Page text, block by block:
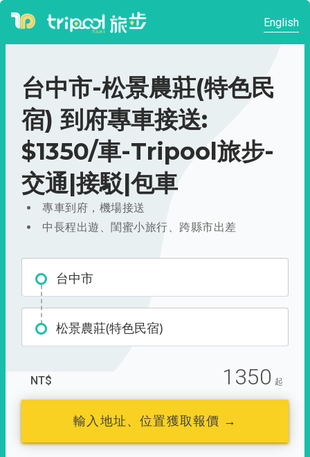
English
台中市-松景農莊(特色民
宿) 到府專車接送:
$1350/車-Tripool旅步-
交通|接駁|包車
專車到府，機場接送
中長程出遊、閨蜜小旅行、跨縣市出差
台中市
松景農莊(特色民宿)
NT$ 1350 起
輸入地址、位置獲取報價 →